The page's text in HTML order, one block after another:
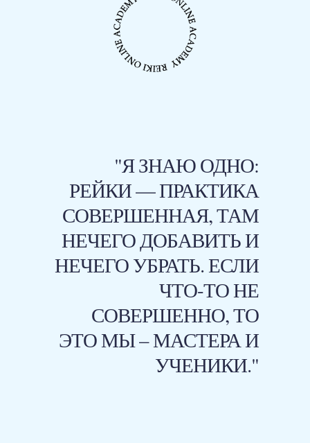
"Я ЗНАЮ ОДНО:
РЕЙКИ — ПРАКТИКА
СОВЕРШЕННАЯ, ТАМ
НЕЧЕГО ДОБАВИТЬ И
НЕЧЕГО УБРАТЬ. ЕСЛИ
ЧТО-ТО НЕ
СОВЕРШЕННО, ТО
ЭТО МЫ – МАСТЕРА И
УЧЕНИКИ."